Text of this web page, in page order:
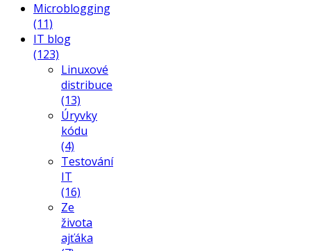
Microblogging
(11)
IT blog
(123)
Linuxové
distribuce
(13)
Úryvky
kódu
(4)
Testování
IT
(16)
Ze
života
ajťáka